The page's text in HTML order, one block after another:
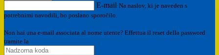
E-mail Na naslov, ki je naveden s
potrebnimi navodili, bo poslano sporočilo.
Non hai una e-mail associata al nome utente? Effettua il reset della password
tramite la